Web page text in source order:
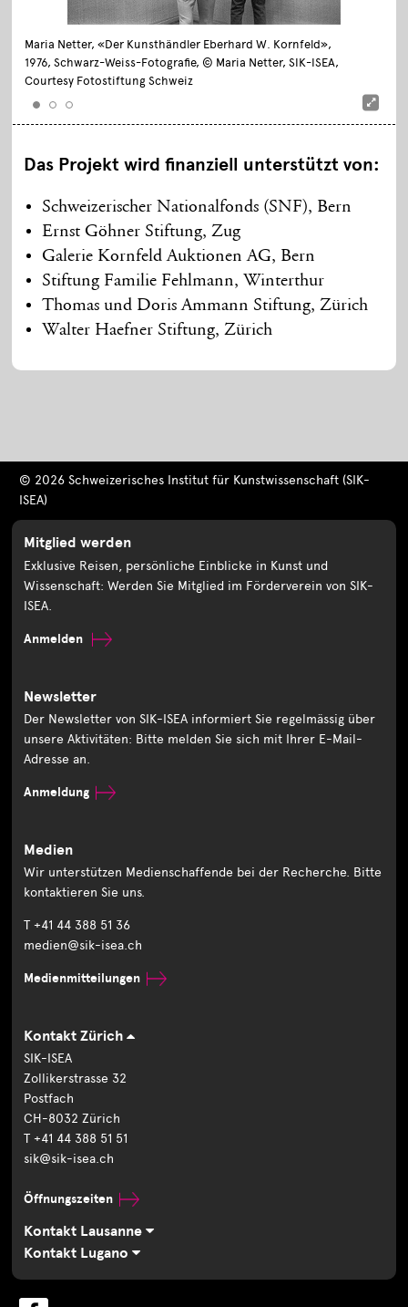
Maria Netter, «Der Kunsthändler Eberhard W. Kornfeld»,
1976, Schwarz-Weiss-Fotografie, © Maria Netter, SIK-ISEA,
Courtesy Fotostiftung Schweiz
Das Projekt wird finanziell unterstützt von:
Schweizerischer Nationalfonds (SNF), Bern
Ernst Göhner Stiftung, Zug
Galerie Kornfeld Auktionen AG, Bern
Stiftung Familie Fehlmann, Winterthur
Thomas und Doris Ammann Stiftung, Zürich
Walter Haefner Stiftung, Zürich
© 2026 Schweizerisches Institut für Kunstwissenschaft (SIK-
ISEA)
Mitglied werden
Exklusive Reisen, persönliche Einblicke in Kunst und
Wissenschaft: Werden Sie Mitglied im Förderverein von SIK-
ISEA.
Anmelden
Newsletter
Der Newsletter von SIK-ISEA informiert Sie regelmässig über
unsere Aktivitäten: Bitte melden Sie sich mit Ihrer E-Mail-
Adresse an.
Anmeldung
Medien
Wir unterstützen Medienschaffende bei der Recherche. Bitte
kontaktieren Sie uns.
T +41 44 388 51 36
medien@sik-isea.ch
Medienmitteilungen
Kontakt Zürich
SIK-ISEA
Zollikerstrasse 32
Postfach
CH-8032 Zürich
T +41 44 388 51 51
sik@sik-isea.ch
Öffnungszeiten
Kontakt Lausanne
Kontakt Lugano